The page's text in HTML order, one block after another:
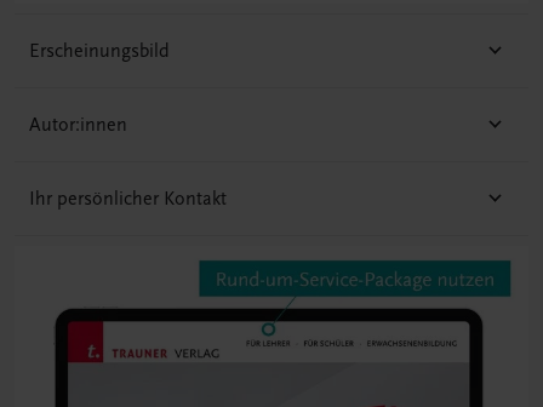
Erscheinungsbild
Autor:innen
Ihr persönlicher Kontakt